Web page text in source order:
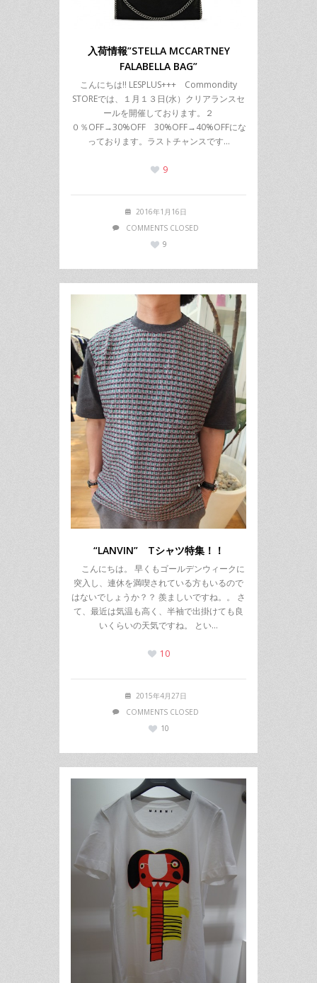
入荷情報”STELLA MCCARTNEY
FALABELLA BAG”
こんにちは!! LESPLUS+++ Commondity
STOREでは、１月１３日(水）クリアランスセ
ールを開催しております。２
０％OFF→30%OFF 30%OFF→40%OFFにな
っております。ラストチャンスです…
9
2016年1月16日
COMMENTS CLOSED
9
“LANVIN” Tシャツ特集！！
こんにちは。 早くもゴールデンウィークに
突入し、連休を満喫されている方もいるので
はないでしょうか？？ 羨ましいですね。。 さ
て、最近は気温も高く、半袖で出掛けても良
いくらいの天気ですね。 とい…
10
2015年4月27日
COMMENTS CLOSED
10